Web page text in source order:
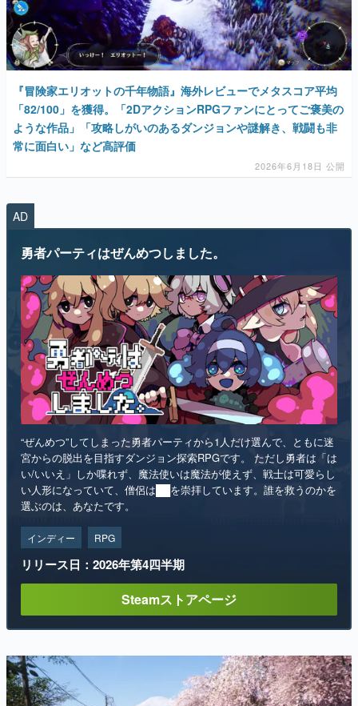
『冒険家エリオットの千年物語』海外レビューでメタスコア平均
「82/100」を獲得。「2DアクションRPGファンにとってご褒美の
ような作品」「攻略しがいのあるダンジョンや謎解き、戦闘も非
常に面白い」など高評価
2026年6月18日 公開
AD
勇者パーティはぜんめつしました。
“ぜんめつ”してしまった勇者パーティから1人だけ選んで、ともに迷
宮からの脱出を目指すダンジョン探索RPGです。 ただし勇者は「は
い/いいえ」しか喋れず、魔法使いは魔法が使えず、戦士は可愛らし
い人形になっていて、僧侶は██を崇拝しています。誰を救うのかを
選ぶのは、あなたです。
インディー RPG
リリース日：2026年第4四半期
Steamストアページ